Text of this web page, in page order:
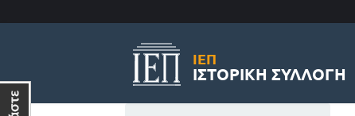
ΙΕΠ
ΙΣΤΟΡΙΚΉ ΣΥΛΛΟΓΉ